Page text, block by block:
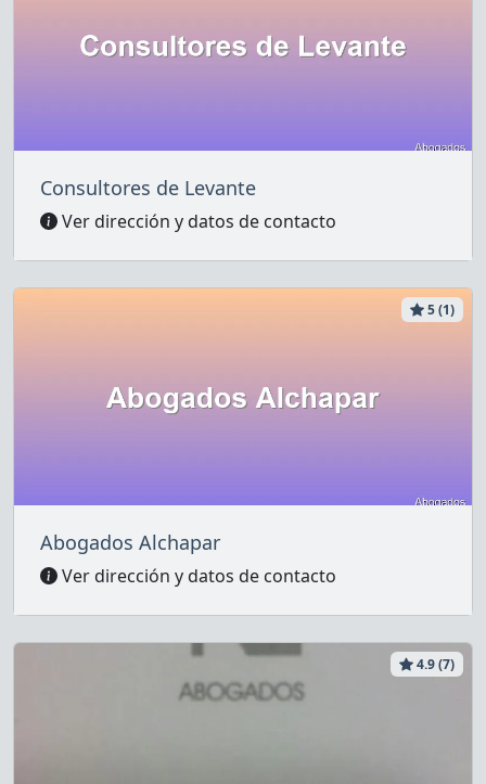
Consultores de Levante
Ver dirección y datos de contacto
5 (1)
Abogados Alchapar
Ver dirección y datos de contacto
4.9 (7)